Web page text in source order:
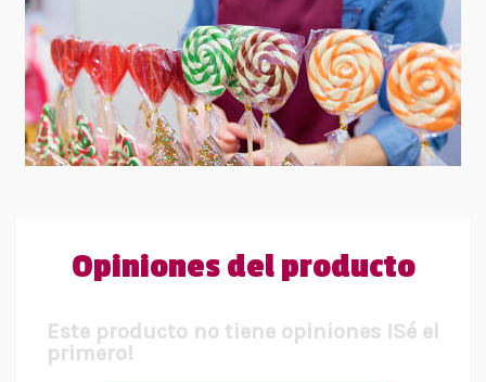
Opiniones del producto
Este producto no tiene opiniones ¡Sé el
primero!